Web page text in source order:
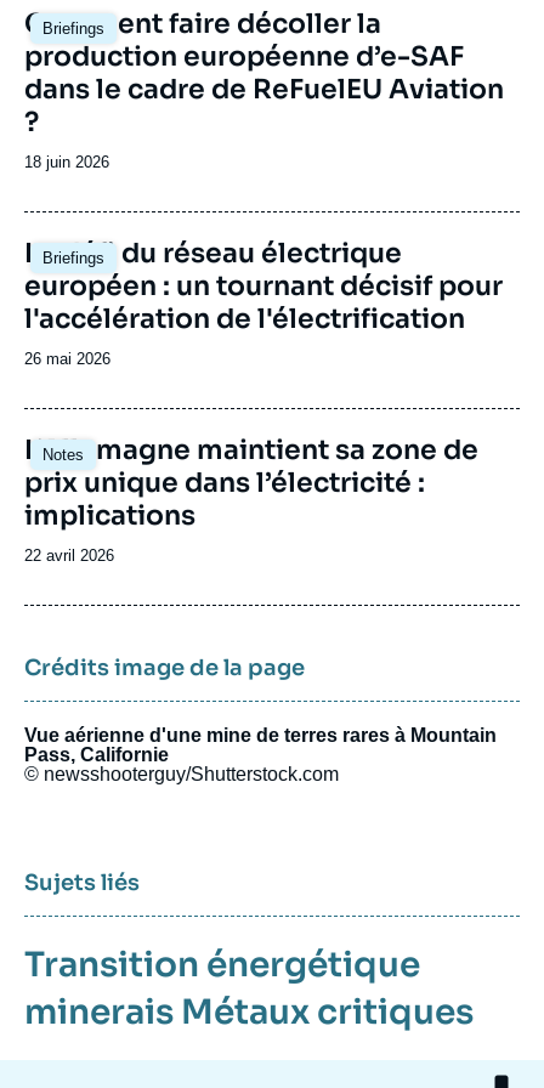
Briefings
Image
principale
Comment faire décoller la
production européenne d’e-SAF
dans le cadre de ReFuelEU Aviation
?
Date
publication
18 juin 2026
Briefings
Image
principale
Le défi du réseau électrique
européen : un tournant décisif pour
l'accélération de l'électrification
Date
publication
26 mai 2026
Notes
Image
principale
L’Allemagne maintient sa zone de
prix unique dans l’électricité :
implications
Date
publication
22 avril 2026
Crédits image de la page
Vue aérienne d'une mine de terres rares à Mountain
Pass, Californie
© newsshooterguy/Shutterstock.com
Sujets liés
Transition énergétique
minerais Métaux critiques